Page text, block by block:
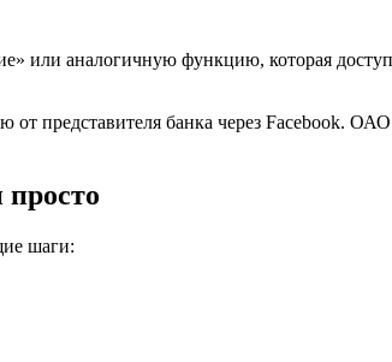
или аналогичную функцию, которая
представителя банка через Facebook.
шаги: